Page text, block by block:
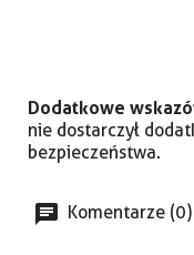
Dodatkowe
nie dostarczył
bezpieczeństwa.
Komentarze (0)